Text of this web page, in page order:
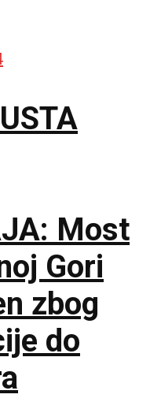
Most
Gori
zbog
do